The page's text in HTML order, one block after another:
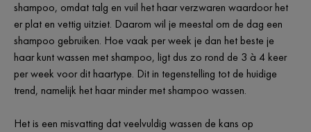
shampoo, omdat talg en vuil het haar verzwaren waardoor het
er plat en vettig uitziet. Daarom wil je meestal om de dag een
shampoo gebruiken. Hoe vaak per week je dan het beste je
haar kunt wassen met shampoo, ligt dus zo rond de 3 à 4 keer
per week voor dit haartype. Dit in tegenstelling tot de huidige
trend, namelijk het haar minder met shampoo wassen.
Het is een misvatting dat veelvuldig wassen de kans op